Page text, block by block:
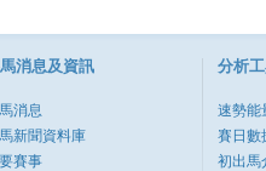
消息及資訊
消息
新聞資料庫
賽事
分析
速勢能
賽日數
初出馬